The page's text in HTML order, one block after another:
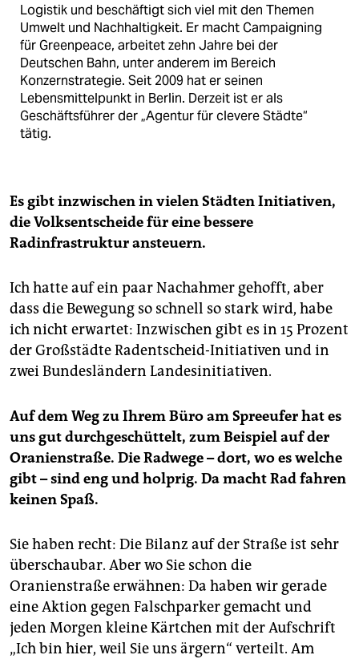
Logistik und beschäftigt sich viel mit den Themen
Umwelt und Nachhaltigkeit. Er macht Campaigning
für Greenpeace, arbeitet zehn Jahre bei der
Deutschen Bahn, unter anderem im Bereich
Konzernstrategie. Seit 2009 hat er seinen
Lebensmittelpunkt in Berlin. Derzeit ist er als
Geschäfts­führer der „Agentur für clevere Städte“
tätig.
Es gibt inzwischen in vielen Städten Initiativen,
die Volksentscheide für eine bessere
Radinfrastruktur ansteuern.
Ich hatte auf ein paar Nachahmer gehofft, aber
dass die Bewegung so schnell so stark wird, habe
ich nicht erwartet: Inzwischen gibt es in 15 Prozent
der Großstädte Radentscheid-­Initiativen und in
zwei Bundesländern Landesinitiativen.
Auf dem Weg zu Ihrem Büro am Spreeufer hat es
uns gut durchgeschüttelt, zum Beispiel auf der
Oranienstraße. Die Radwege – dort, wo es welche
gibt – sind eng und holprig. Da macht Rad fahren
keinen Spaß.
Sie haben recht: Die Bilanz auf der Straße ist sehr
überschaubar. Aber wo Sie schon die
Oranienstraße erwähnen: Da haben wir gerade
eine Aktion gegen Falschparker gemacht und
jeden Morgen kleine Kärtchen mit der Aufschrift
„Ich bin hier, weil Sie uns ärgern“ verteilt. Am